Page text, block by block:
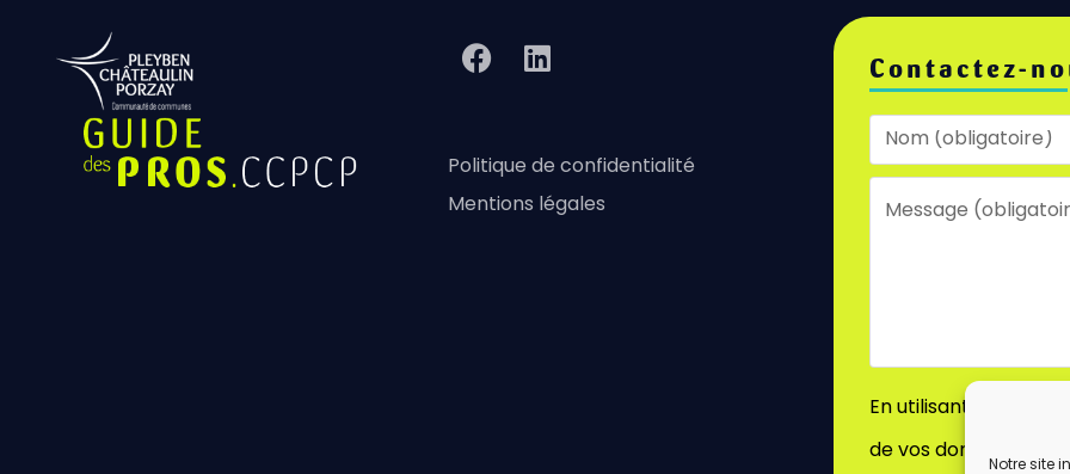
Notre site
Politique de confidentialité
Mentions légales
Contactez-
En utilisant ce
de vos données par